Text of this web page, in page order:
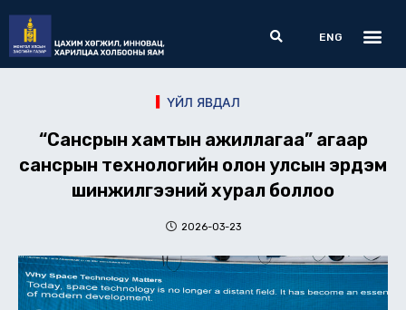
content
Search
ENG
ҮЙЛ ЯВДАЛ
“Сансрын хамтын ажиллагаа” агаар
сансрын технологийн олон улсын эрдэм
шинжилгээний хурал боллоо
2026-03-23